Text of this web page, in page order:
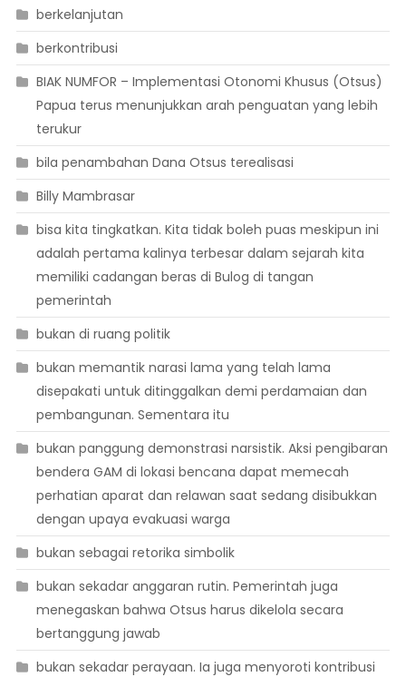
berkelanjutan
berkontribusi
BIAK NUMFOR – Implementasi Otonomi Khusus (Otsus)
Papua terus menunjukkan arah penguatan yang lebih
terukur
bila penambahan Dana Otsus terealisasi
Billy Mambrasar
bisa kita tingkatkan. Kita tidak boleh puas meskipun ini
adalah pertama kalinya terbesar dalam sejarah kita
memiliki cadangan beras di Bulog di tangan
pemerintah
bukan di ruang politik
bukan memantik narasi lama yang telah lama
disepakati untuk ditinggalkan demi perdamaian dan
pembangunan. Sementara itu
bukan panggung demonstrasi narsistik. Aksi pengibaran
bendera GAM di lokasi bencana dapat memecah
perhatian aparat dan relawan saat sedang disibukkan
dengan upaya evakuasi warga
bukan sebagai retorika simbolik
bukan sekadar anggaran rutin. Pemerintah juga
menegaskan bahwa Otsus harus dikelola secara
bertanggung jawab
bukan sekadar perayaan. Ia juga menyoroti kontribusi